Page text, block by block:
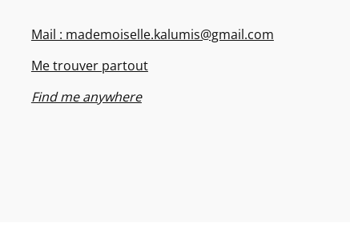
Mail : mademoiselle.kalumis@gmail.com
Me trouver partout
Find me anywhere